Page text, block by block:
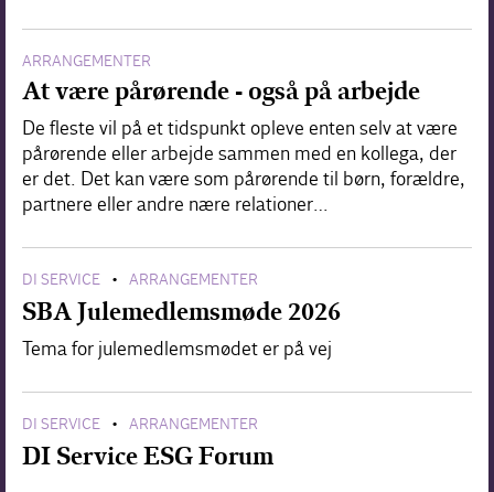
ARRANGEMENTER
At være pårørende - også på arbejde
De fleste vil på et tidspunkt opleve enten selv at være
pårørende eller arbejde sammen med en kollega, der
er det. Det kan være som pårørende til børn, forældre,
partnere eller andre nære relationer…
DI SERVICE • ARRANGEMENTER
SBA Julemedlemsmøde 2026
Tema for julemedlemsmødet er på vej
DI SERVICE • ARRANGEMENTER
DI Service ESG Forum